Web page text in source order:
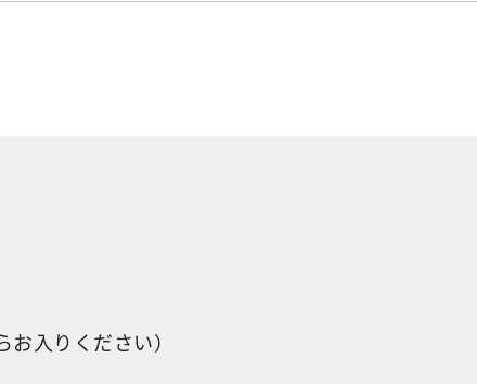
入りください）